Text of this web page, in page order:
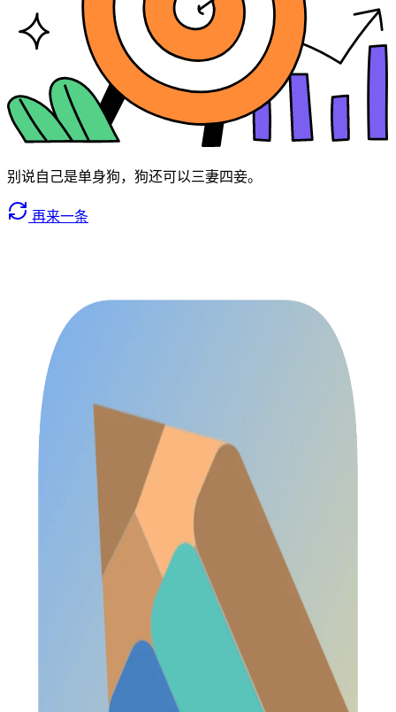
别说自己是单身狗，狗还可以三妻四妾。
再来一条